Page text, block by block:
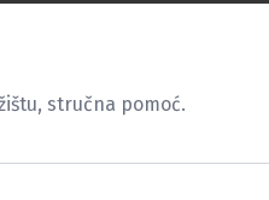
stručna pomoć.